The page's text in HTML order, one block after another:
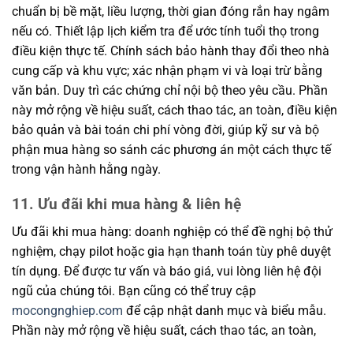
chuẩn bị bề mặt, liều lượng, thời gian đóng rắn hay ngâm
nếu có. Thiết lập lịch kiểm tra để ước tính tuổi thọ trong
điều kiện thực tế. Chính sách bảo hành thay đổi theo nhà
cung cấp và khu vực; xác nhận phạm vi và loại trừ bằng
văn bản. Duy trì các chứng chỉ nội bộ theo yêu cầu. Phần
này mở rộng về hiệu suất, cách thao tác, an toàn, điều kiện
bảo quản và bài toán chi phí vòng đời, giúp kỹ sư và bộ
phận mua hàng so sánh các phương án một cách thực tế
trong vận hành hằng ngày.
11. Ưu đãi khi mua hàng & liên hệ
Ưu đãi khi mua hàng: doanh nghiệp có thể đề nghị bộ thử
nghiệm, chạy pilot hoặc gia hạn thanh toán tùy phê duyệt
tín dụng. Để được tư vấn và báo giá, vui lòng liên hệ đội
ngũ của chúng tôi. Bạn cũng có thể truy cập
mocongnghiep.com để cập nhật danh mục và biểu mẫu.
Phần này mở rộng về hiệu suất, cách thao tác, an toàn,